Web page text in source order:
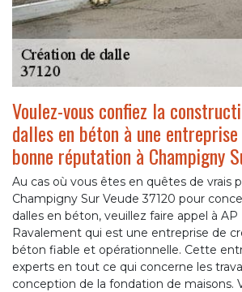
Voulez-vous confiez la
dalles en béton à une
bonne réputation à Champigny
Au cas où vous êtes en quêtes de vrais
Champigny Sur Veude 37120 pour
dalles en béton, veuillez faire appel à
Ravalement qui est une entreprise de
béton fiable et opérationnelle. Cette
experts en tout ce qui concerne les
conception de la fondation de maisons.